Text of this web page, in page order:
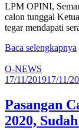
LPM OPINI,
calon tunggal
tegar mendapati
Baca selengkapnya
O-NEWS
17/11/201917/11/
Pasangan
2020,